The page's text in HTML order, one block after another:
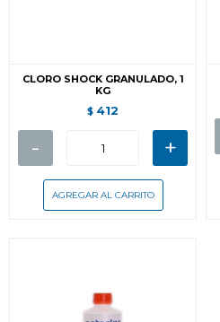
CLORO SHOCK GRANULADO, 1
KG
$ 412
- +